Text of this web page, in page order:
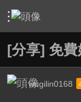
› 影片創作區 ›
[分享] 免費
wugilin0168